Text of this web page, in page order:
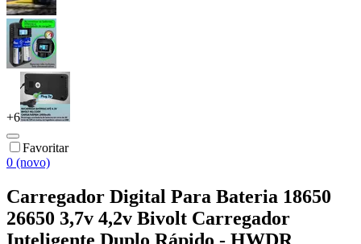
+6
Favoritar
0 (novo)
Carregador Digital Para Bateria 18650
26650 3,7v 4,2v Bivolt Carregador
Inteligente Duplo Rápido - HWDR